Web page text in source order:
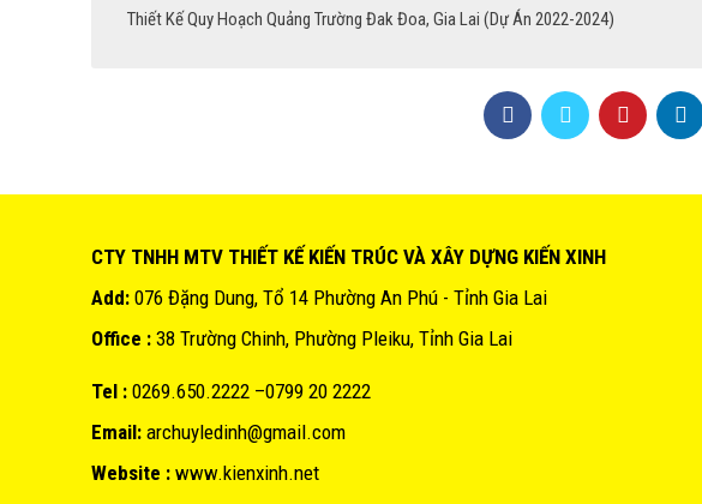
Thiết Kế Quy Hoạch Quảng Trường Đak Đoa, Gia Lai (Dự Án 2022-2024)
CTY TNHH MTV THIẾT KẾ KIẾN TRÚC VÀ XÂY DỰNG KIẾN XINH
Add: 076 Đặng Dung, Tổ 14 Phường An Phú - Tỉnh Gia Lai
Office : 38 Trường Chinh, Phường Pleiku, Tỉnh Gia Lai
Tel : 0269.650.2222 –0799 20 2222
Email: archuyledinh@gmail.com
Website : www.kienxinh.net